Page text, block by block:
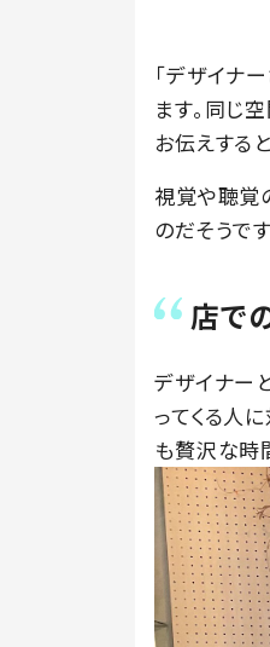
「デザイナ
ます。同じ
お伝えする
視覚や聴覚
のだそうです
店で
デザイナー
ってくる人
も贅沢な時